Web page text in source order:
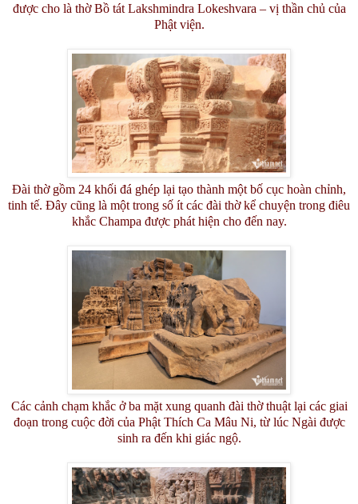
được cho là thờ Bồ tát Lakshmindra Lokeshvara – vị thần chủ của
Phật viện.
Đài thờ gồm 24 khối đá ghép lại tạo thành một bố cục hoàn chỉnh,
tinh tế. Đây cũng là một trong số ít các đài thờ kể chuyện trong điêu
khắc Champa được phát hiện cho đến nay.
Các cảnh chạm khắc ở ba mặt xung quanh đài thờ thuật lại các giai
đoạn trong cuộc đời của Phật Thích Ca Mâu Ni, từ lúc Ngài được
sinh ra đến khi giác ngộ.